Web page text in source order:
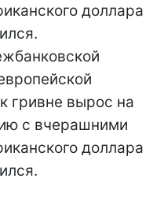
доллара
гривне вырос на
с вчерашними
доллара